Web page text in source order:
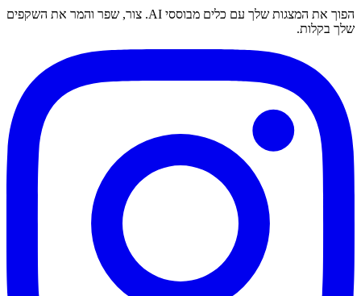
הפוך את המצגות שלך עם כלים מבוססי AI. צור, שפר והמר את השקפים
שלך בקלות.